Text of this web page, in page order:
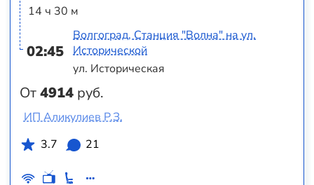
14 ч 30 м
02:45
От4914 руб.
Волгоград, Станция "Волна" на ул.
Исторической
ул. Историческая
ИП Аликулиев Р.З.
3.7
21